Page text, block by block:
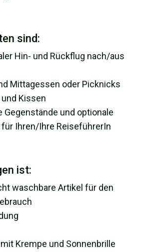
sind:
Hin- und Rückflug nach/aus
Mittagessen oder Picknicks
Kissen
Gegenstände und optionale
Ihren/Ihre ReiseführerIn
ist:
waschbare Artikel für den
Krempe und Sonnenbrille